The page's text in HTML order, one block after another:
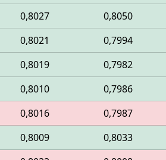
0,8027 0,8050
0,8021 0,7994
0,8019 0,7982
0,8010 0,7986
0,8016 0,7987
0,8009 0,8033